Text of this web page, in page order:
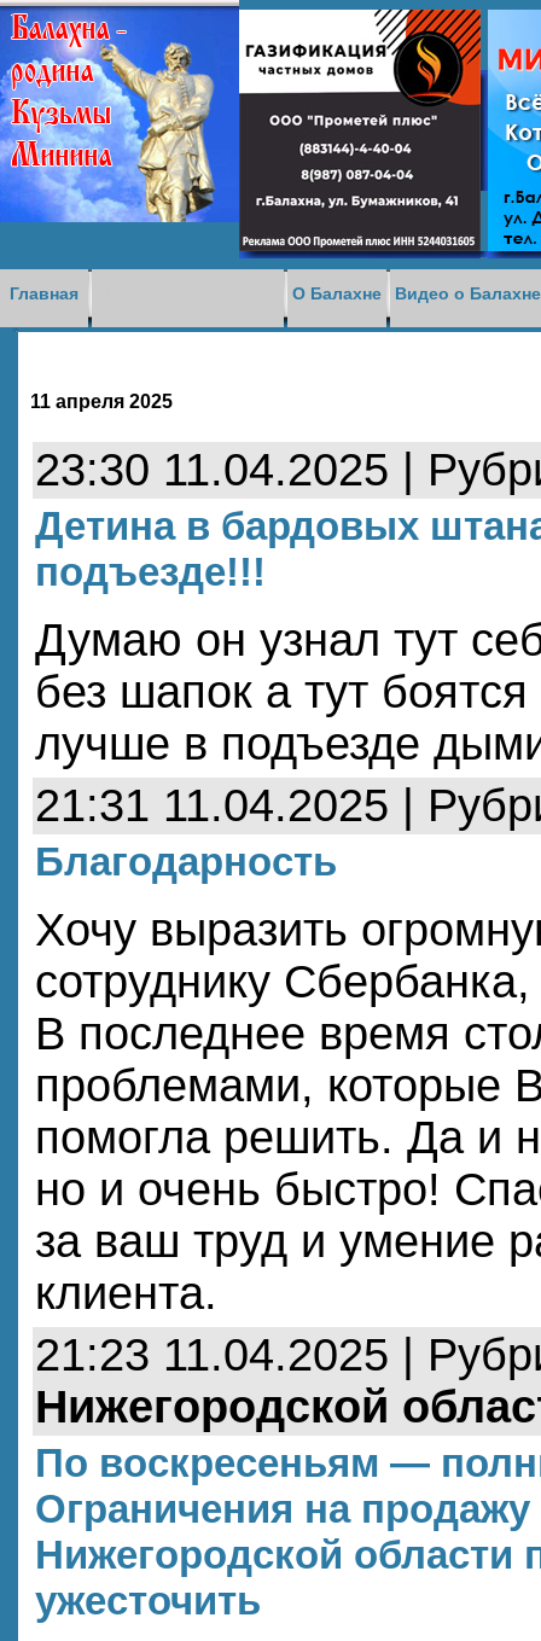
Главная О Балахне Видео о
11 апреля 2025
23:30 11.04.2025 |
Детина в бардовых
подъезде!!!
Думаю он узнал тут
без шапок а тут
лучше в подъезде
21:31 11.04.2025 |
Благодарность
Хочу выразить
сотруднику
В последнее время
проблемами, которые
помогла решить. Да и
но и очень быстро!
за ваш труд и умение
клиента.
21:23 11.04.2025 |
Нижегородской
По воскресеньям —
Ограничения на продажу
Нижегородской области
ужесточить